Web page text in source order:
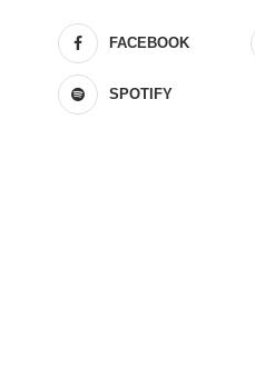
FACEBOOK
SPOTIFY